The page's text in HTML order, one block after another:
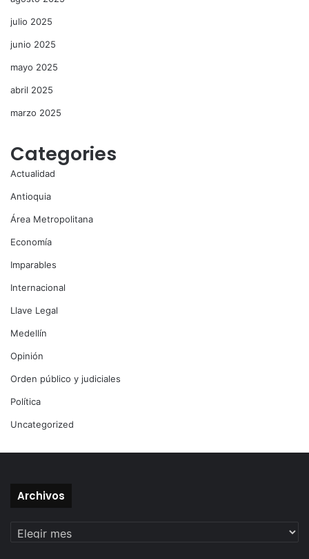
julio 2025
junio 2025
mayo 2025
abril 2025
marzo 2025
Categories
Actualidad
Antioquia
Área Metropolitana
Economía
Imparables
Internacional
Llave Legal
Medellín
Opinión
Orden público y judiciales
Política
Uncategorized
Archivos